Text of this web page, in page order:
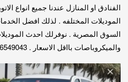
الفنادق او المنازل عندنا جميع انواع
الموديلات المختلفه . لذلك افضل
السوق المصرية . نوفرلك احدث
والميكروباصات بااقل الاسعار . 01016549043